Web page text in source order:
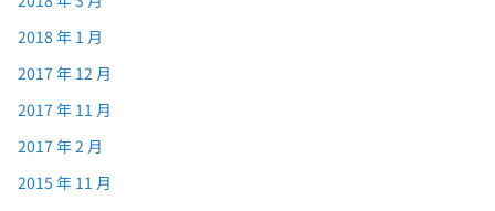
2018 年 1 月
2017 年 12 月
2017 年 11 月
2017 年 2 月
2015 年 11 月